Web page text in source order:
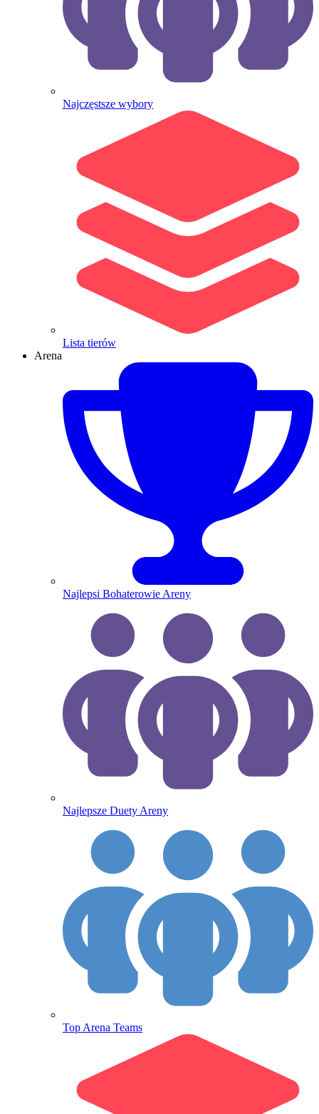
Najczęstsze wybory
Lista tierów
Arena
Najlepsi Bohaterowie Areny
Najlepsze Duety Areny
Top Arena Teams